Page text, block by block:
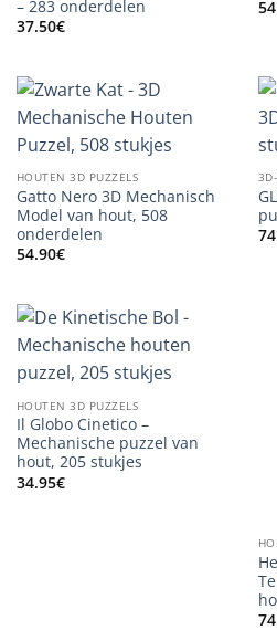
– 283 onderdelen
37.50€
HOUTEN 3D PUZZELS
Gatto Nero 3D Mechanisch
Model van hout, 508
onderdelen
54.90€
HOUTEN 3D PUZZELS
Il Globo Cinetico –
Mechanische puzzel van
hout, 205 stukjes
34.95€